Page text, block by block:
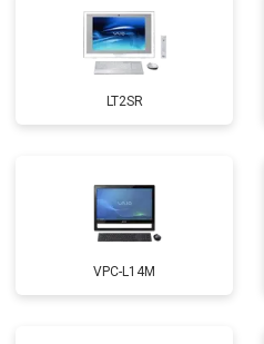
LT2SR
VPC-L14M